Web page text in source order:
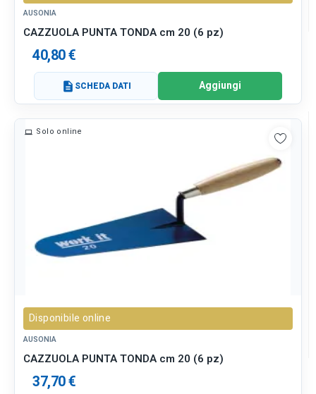
AUSONIA
CAZZUOLA PUNTA TONDA cm 20 (6 pz)
40,80 €
description SCHEDA DATI Aggiungi
Solo online
Disponibile online
AUSONIA
CAZZUOLA PUNTA TONDA cm 20 (6 pz)
37,70 €